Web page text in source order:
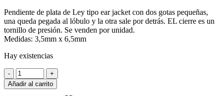
Pendiente de plata de Ley tipo ear jacket con dos gotas pequeñas,
una queda pegada al lóbulo y la otra sale por detrás. EL cierre es un
tornillo de presión. Se venden por unidad.
Medidas: 3,5mm x 6,5mm
Hay existencias
Añadir al carrito